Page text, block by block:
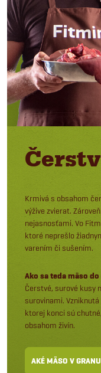
Krmivá s obsahom
výžive zvierat.
nejasnosťami. Vo
ktoré neprešlo
varením či sušením.
Ako sa teda mäso
Čerstvé, surové kusy
surovinami.
ktorej konci sú
obsahom živín.
AKÉ MÄSO V